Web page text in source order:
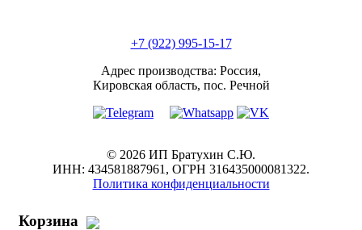
+7 (922) 995-15-17
Адрес производства: Россия,
Кировская область, пос. Речной
© 2026 ИП Братухин С.Ю.
ИНН: 434581887961, ОГРН 316435000081322.
Политика конфиденциальности
Корзина